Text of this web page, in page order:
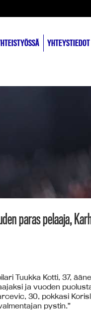
YHTEYSTIEDOT
paras pelaaja,
Tuukka Kotti, 37,
ja vuoden
30, pokkasi
pystin.”